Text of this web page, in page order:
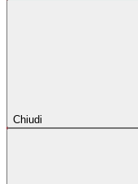
Chiudi